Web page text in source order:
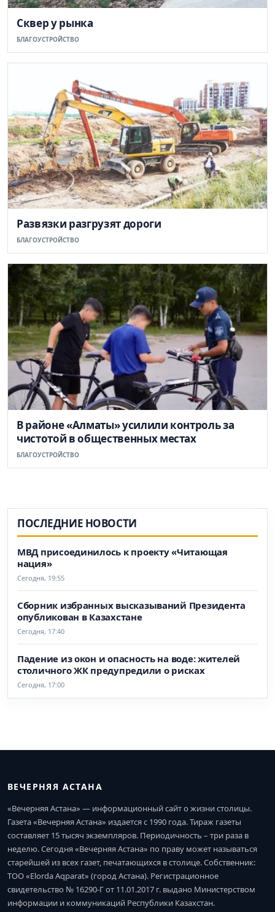
Сквер у рынка
БЛАГОУСТРОЙСТВО
Развязки разгрузят дороги
БЛАГОУСТРОЙСТВО
В районе «Алматы» усилили контроль за
чистотой в общественных местах
БЛАГОУСТРОЙСТВО
ПОСЛЕДНИЕ НОВОСТИ
МВД присоединилось к проекту «Читающая
нация»
Сегодня, 19:55
Сборник избранных высказываний Президента
опубликован в Казахстане
Сегодня, 17:40
Падение из окон и опасность на воде: жителей
столичного ЖК предупредили о рисках
Сегодня, 17:00
ВЕЧЕРНЯЯ АСТАНА
«Вечерняя Астана» — информационный сайт о жизни столицы.
Газета «Вечерняя Астана» издается с 1990 года. Тираж газеты
составляет 15 тысяч экземпляров. Периодичность – три раза в
неделю. Сегодня «Вечерняя Астана» по праву может называться
старейшей из всех газет, печатающихся в столице. Собственник:
ТОО «Elorda Aqparat» (город Астана). Регистрационное
свидетельство № 16290-Г от 11.01.2017 г. выдано Министерством
информации и коммуникаций Республики Казахстан.